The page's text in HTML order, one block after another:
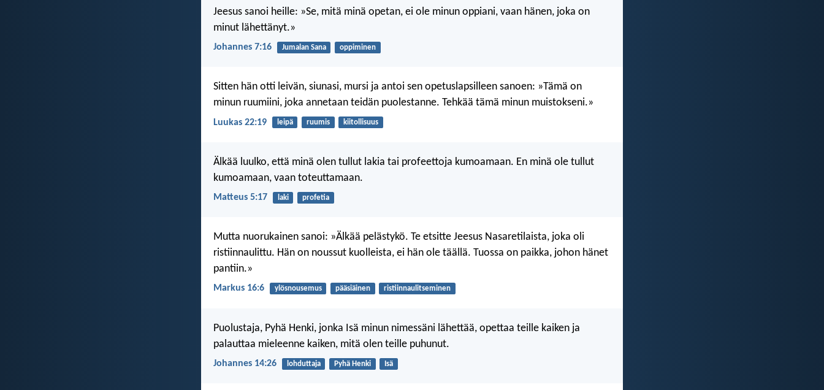
Jeesus sanoi heille: »Se, mitä minä opetan, ei ole minun oppiani, vaan hänen, joka on
minut lähettänyt.»
Johannes 7:16 Jumalan Sana oppiminen
Sitten hän otti leivän, siunasi, mursi ja antoi sen opetuslapsilleen sanoen: »Tämä on
minun ruumiini, joka annetaan teidän puolestanne. Tehkää tämä minun muistokseni.»
Luukas 22:19 leipä ruumis kiitollisuus
Älkää luulko, että minä olen tullut lakia tai profeettoja kumoamaan. En minä ole tullut
kumoamaan, vaan toteuttamaan.
Matteus 5:17 laki profetia
Mutta nuorukainen sanoi: »Älkää pelästykö. Te etsitte Jeesus Nasaretilaista, joka oli
ristiinnaulittu. Hän on noussut kuolleista, ei hän ole täällä. Tuossa on paikka, johon hänet
pantiin.»
Markus 16:6 ylösnousemus pääsiäinen ristiinnaulitseminen
Puolustaja, Pyhä Henki, jonka Isä minun nimessäni lähettää, opettaa teille kaiken ja
palauttaa mieleenne kaiken, mitä olen teille puhunut.
Johannes 14:26 lohduttaja Pyhä Henki Isä